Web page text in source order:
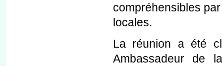
compréhensibles
locales.
La réunion a été
Ambassadeur de